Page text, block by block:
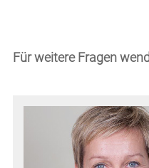
Für weitere Fragen